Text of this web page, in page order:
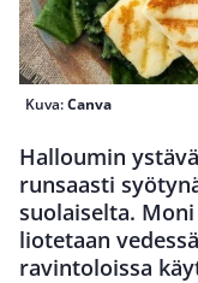
Kuva:Canva
Halloumin
runsaasti
suolaiselta.
liotetaan
ravintoloissa